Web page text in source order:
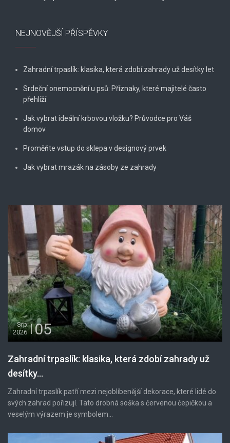
NEJNOVĚJŠÍ PŘÍSPĚVKY
Zahradní trpaslík: klasika, která zdobí zahrady už desítky let
Srdeční onemocnění u psů: Příznaky, které majitelé často
přehlíží
Jak vybrat ideální krbovou vložku? Průvodce pro Váš
domov
Proměňte vstup do sklepa v designový prvek
Jak vybrat mrazák na zásoby ze zahrady
Srp
2026
05
Zahradní trpaslík: klasika, která zdobí zahrady už
desítky...
Zahradní trpaslík patří mezi nejoblíbenější dekorace, které lidé do
svých zahrad pořizují. Tato drobná soška s červenou čepičkou a
veselým výrazem je symbolem...